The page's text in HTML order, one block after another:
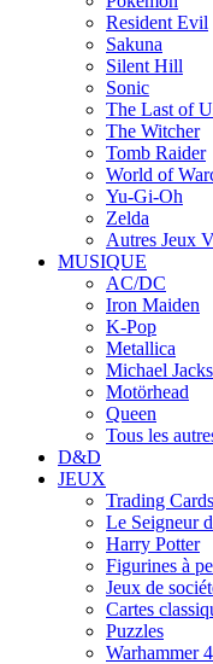
Resident Evil
Sakuna
Silent Hill
Sonic
The Last of
The Witcher
Tomb Raider
World of
Yu-Gi-Oh
Zelda
Autres Jeux
MUSIQUE
AC/DC
Iron Maiden
K-Pop
Metallica
Michael
Motörhead
Queen
Tous les
D&D
JEUX
Trading Cards
Le Seigneur
Harry Potter
Figurines à
Jeux de
Cartes
Puzzles
Warhammer